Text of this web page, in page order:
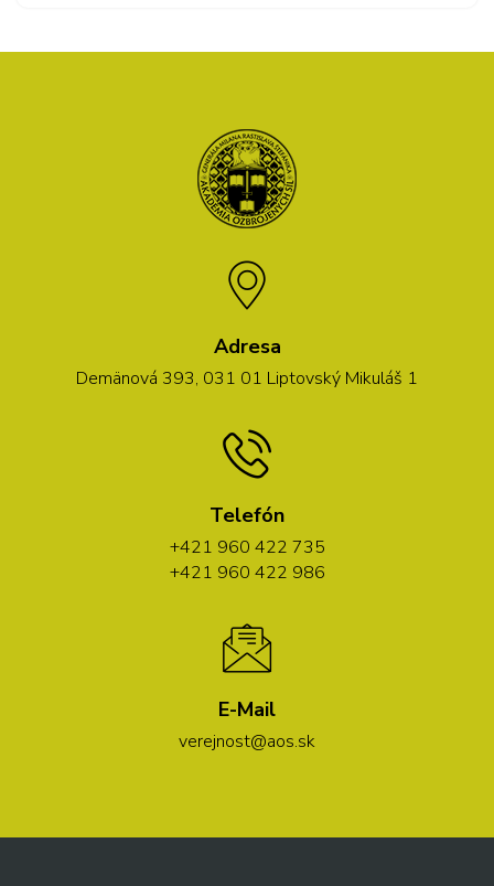
Adresa
Demänová 393, 031 01 Liptovský Mikuláš 1
Telefón
+421 960 422 735
+421 960 422 986
E-Mail
verejnost@aos.sk